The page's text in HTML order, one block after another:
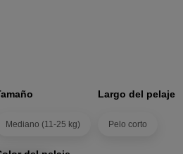
Mediano (11-25 kg)
Largo del pelaje
Pelo corto